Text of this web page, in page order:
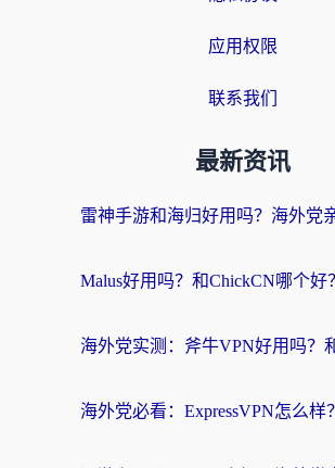
应用权限
联系我们
最新资讯